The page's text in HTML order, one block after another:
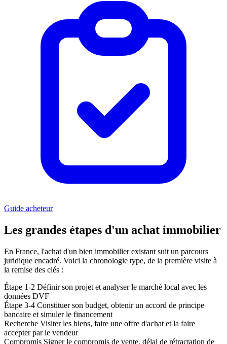
Guide acheteur
Les grandes étapes d'un achat immobilier
En France, l'achat d'un bien immobilier existant suit un parcours
juridique encadré. Voici la chronologie type, de la première visite à
la remise des clés :
Étape 1-2 Définir son projet et analyser le marché local avec les
données DVF
Étape 3-4 Constituer son budget, obtenir un accord de principe
bancaire et simuler le financement
Recherche Visiter les biens, faire une offre d'achat et la faire
accepter par le vendeur
Compromis Signer le compromis de vente, délai de rétractation de